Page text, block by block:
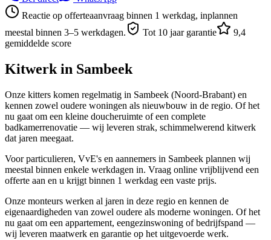
Reactie op offerteaanvraag binnen 1 werkdag, inplannen
meestal binnen 3–5 werkdagen.
Tot 10 jaar garantie
9,4
gemiddelde score
Kitwerk in Sambeek
Onze kitters komen regelmatig in Sambeek (Noord-Brabant) en
kennen zowel oudere woningen als nieuwbouw in de regio. Of het
nu gaat om een kleine doucheruimte of een complete
badkamerrenovatie — wij leveren strak, schimmelwerend kitwerk
dat jaren meegaat.
Voor particulieren, VvE's en aannemers in Sambeek plannen wij
meestal binnen enkele werkdagen in. Vraag online vrijblijvend een
offerte aan en u krijgt binnen 1 werkdag een vaste prijs.
Onze monteurs werken al jaren in deze regio en kennen de
eigenaardigheden van zowel oudere als moderne woningen. Of het
nu gaat om een appartement, eengezinswoning of bedrijfspand —
wij leveren maatwerk en garantie op het uitgevoerde werk.